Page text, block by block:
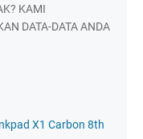
KAMI
DATA-DATA ANDA
X1 Carbon 8th